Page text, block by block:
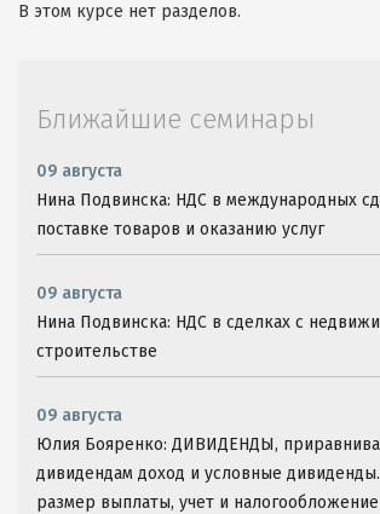
В этом курсе нет разделов.
Ближайшие семинары
09 августа
Нина Подвинска: НДС в международных
поставке товаров и оказанию услуг
09 августа
Нина Подвинска: НДС в сделках с
строительстве
09 августа
Юлия Бояренко: ДИВИДЕНДЫ,
дивидендам доход и условные
размер выплаты, учет и налогообложение